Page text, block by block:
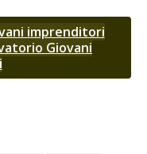
imprenditori
Giovani